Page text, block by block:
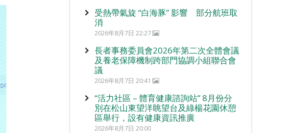
受熱帶氣旋 “白海豚” 影響 部分航班取
消
2026年8月7日 22:27
長者事務委員會2026年第二次全體會議
及養老保障機制跨部門協調小組聯合會
議
2026年8月7日 20:41
“活力社區 – 體育健康諮詢站” 8月份分
別在松山東望洋眺望台及綠楊花園休憩
區舉行，設有健康資訊推廣
2026年8月7日 20:00